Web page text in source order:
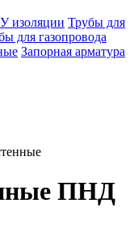
изоляции Трубы для
для газопровода
Запорная арматура
ПНД